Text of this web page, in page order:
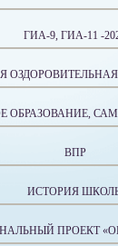
ГИА-9, ГИА-11 -
ОБРАЗОВАНИЕ,
ВПР
ИСТОРИЯ
ПРОЕКТ